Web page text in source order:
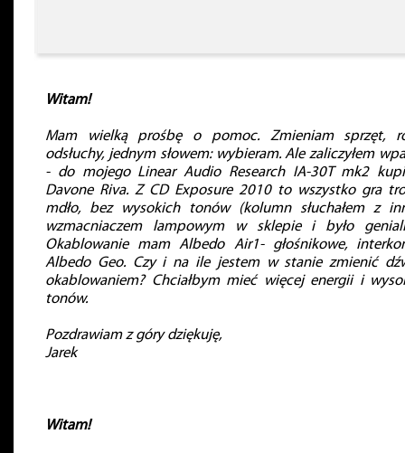
Witam!
Mam wielką prośbę o pomoc. Zmieniam sprzęt,
odsłuchy, jednym słowem: wybieram. Ale zaliczyłem
- do mojego Linear Audio Research IA-30T mk2
Davone Riva. Z CD Exposure 2010 to wszystko gra
mdło, bez wysokich tonów (kolumn słuchałem z
wzmacniaczem lampowym w sklepie i było
Okablowanie mam Albedo Air1- głośnikowe,
Albedo Geo. Czy i na ile jestem w stanie zmienić
okablowaniem? Chciałbym mieć więcej energii i
tonów.
Pozdrawiam z góry dziękuję,
Jarek
Witam!